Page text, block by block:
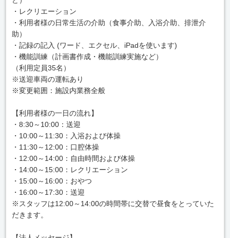
・レクリエーション
・利用者様の日常生活の介助（食事介助、入浴介助、排泄介
助）
・記録の記入 (ワード、エクセル、iPadを使います)
・機能訓練（計画書作成・機能訓練実施など）
（利用定員35名）
※送迎車両の運転あり
※変更範囲：施設内業務全般
【利用者様の一日の流れ】
・8:30～10:00：送迎
・10:00～11:30：入浴および体操
・11:30～12:00：口腔体操
・12:00～14:00：自由時間および体操
・14:00～15:00：レクリエーション
・15:00～16:00：おやつ
・16:00～17:30：送迎
※スタッフは12:00～14:00の時間帯に交替で昼食をとっていた
だきます。